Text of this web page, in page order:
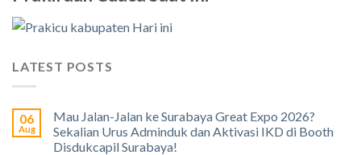
LATEST POSTS
06
Aug
Mau Jalan-Jalan ke Surabaya Great Expo 2026?
Sekalian Urus Adminduk dan Aktivasi IKD di Booth
Disdukcapil Surabaya!